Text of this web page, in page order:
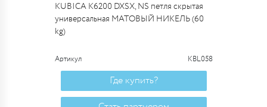
KUBICA K6200 DXSX, NS петля скрытая
универсальная МАТОВЫЙ НИКЕЛЬ (60
kg)
Артикул KBL058
Где купить?